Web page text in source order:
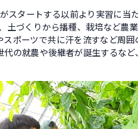
スタートする以前より実習に当
土づくりから播種、栽培など農
ポーツで共に汗を流すなど周囲
の就農や後継者が誕生するなど